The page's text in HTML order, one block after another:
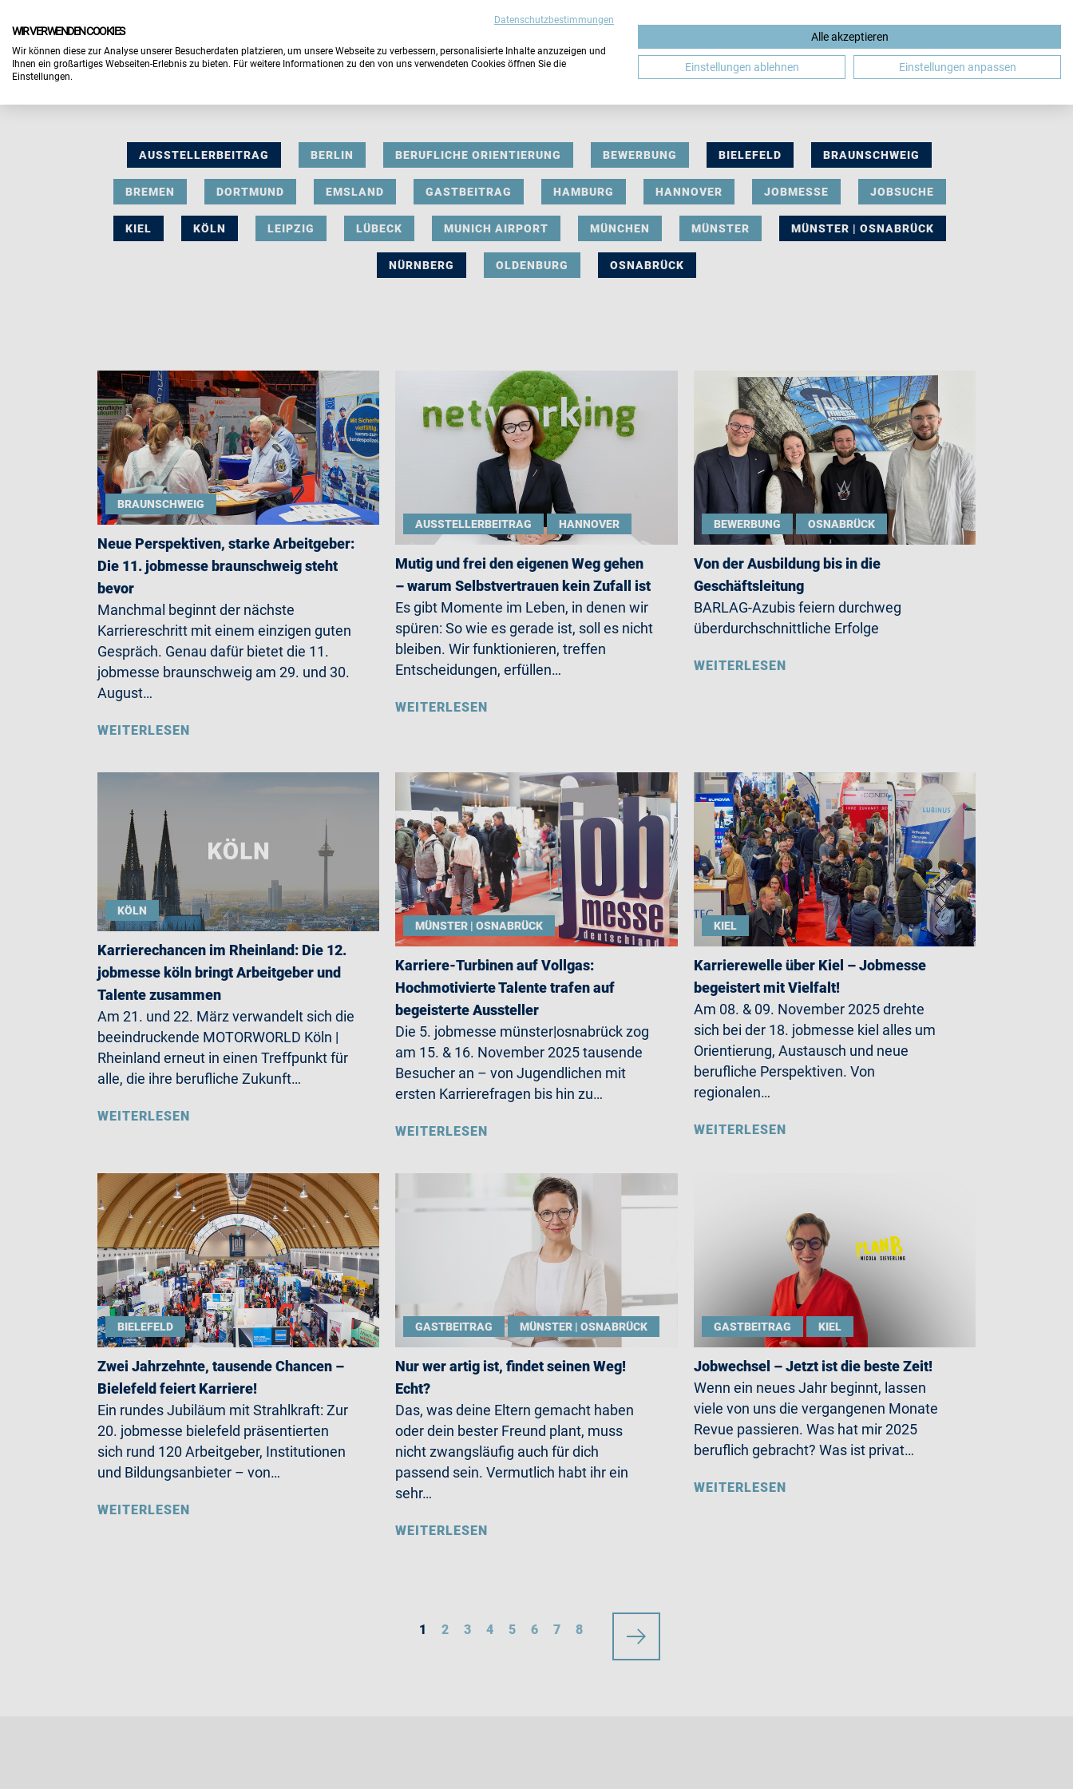
DE
AUSSTELLERBEITRAG BERLIN BERUFLICHE ORIENTIERUNG BEWERBUNG BIELEFELD BRAUNSCHWEIG
BREMEN DORTMUND EMSLAND GASTBEITRAG HAMBURG HANNOVER JOBMESSE JOBSUCHE
KIEL KÖLN LEIPZIG LÜBECK MUNICH AIRPORT MÜNCHEN MÜNSTER MÜNSTER | OSNABRÜCK
NÜRNBERG OLDENBURG OSNABRÜCK
BRAUNSCHWEIG
Neue Perspektiven, starke Arbeitgeber:
Die 11. jobmesse braunschweig steht
bevor
Manchmal beginnt der nächste
Karriereschritt mit einem einzigen guten
Gespräch. Genau dafür bietet die 11.
jobmesse braunschweig am 29. und 30.
August…
WEITERLESEN
AUSSTELLERBEITRAG HANNOVER
Mutig und frei den eigenen Weg gehen
– warum Selbstvertrauen kein Zufall ist
Es gibt Momente im Leben, in denen wir
spüren: So wie es gerade ist, soll es nicht
bleiben. Wir funktionieren, treffen
Entscheidungen, erfüllen…
WEITERLESEN
BEWERBUNG OSNABRÜCK
Von der Ausbildung bis in die
Geschäftsleitung
BARLAG-Azubis feiern durchweg
überdurchschnittliche Erfolge
WEITERLESEN
KÖLN
Karrierechancen im Rheinland: Die 12.
jobmesse köln bringt Arbeitgeber und
Talente zusammen
Am 21. und 22. März verwandelt sich die
beeindruckende MOTORWORLD Köln |
Rheinland erneut in einen Treffpunkt für
alle, die ihre berufliche Zukunft…
WEITERLESEN
MÜNSTER | OSNABRÜCK
Karriere-Turbinen auf Vollgas:
Hochmotivierte Talente trafen auf
begeisterte Aussteller
Die 5. jobmesse münster|osnabrück zog
am 15. & 16. November 2025 tausende
Besucher an – von Jugendlichen mit
ersten Karrierefragen bis hin zu…
WEITERLESEN
KIEL
Karrierewelle über Kiel – Jobmesse
begeistert mit Vielfalt!
Am 08. & 09. November 2025 drehte
sich bei der 18. jobmesse kiel alles um
Orientierung, Austausch und neue
berufliche Perspektiven. Von
regionalen…
WEITERLESEN
BIELEFELD
Zwei Jahrzehnte, tausende Chancen –
Bielefeld feiert Karriere!
Ein rundes Jubiläum mit Strahlkraft: Zur
20. jobmesse bielefeld präsentierten
sich rund 120 Arbeitgeber, Institutionen
und Bildungsanbieter – von…
WEITERLESEN
GASTBEITRAG MÜNSTER | OSNABRÜCK
Nur wer artig ist, findet seinen Weg!
Echt?
Das, was deine Eltern gemacht haben
oder dein bester Freund plant, muss
nicht zwangsläufig auch für dich
passend sein. Vermutlich habt ihr ein
sehr…
WEITERLESEN
GASTBEITRAG KIEL
Jobwechsel – Jetzt ist die beste Zeit!
Wenn ein neues Jahr beginnt, lassen
viele von uns die vergangenen Monate
Revue passieren. Was hat mir 2025
beruflich gebracht? Was ist privat…
WEITERLESEN
1 2 3 4 5 6 7 8
Datenschutzbestimmungen
WIR VERWENDEN COOKIES
Wir können diese zur Analyse unserer Besucherdaten platzieren, um unsere Webseite zu verbessern, personalisierte Inhalte anzuzeigen und
Ihnen ein großartiges Webseiten-Erlebnis zu bieten. Für weitere Informationen zu den von uns verwendeten Cookies öffnen Sie die
Einstellungen.
Alle akzeptieren
Einstellungen ablehnen Einstellungen anpassen